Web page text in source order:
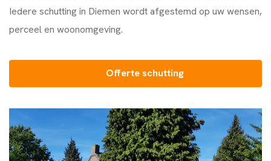
Iedere schutting in Diemen wordt afgestemd op uw wensen,
perceel en woonomgeving.
Offerte schutting